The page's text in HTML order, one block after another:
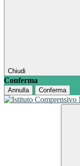
Chiudi
Conferma
Annulla Conferma